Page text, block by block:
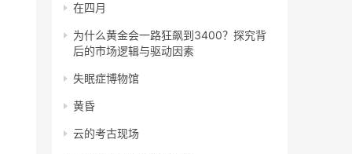
在四月
为什么黄金会一路狂飙到3400？探究背
后的市场逻辑与驱动因素
失眠症博物馆
黄昏
云的考古现场